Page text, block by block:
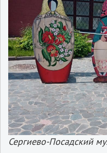
Сергиево-Посадский